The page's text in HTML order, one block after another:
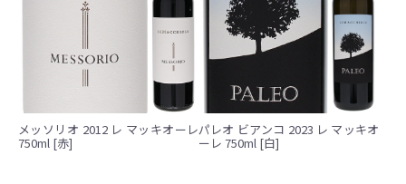
メッソリオ 2012 レ マッキオーレ
750ml [赤]
パレオ ビアンコ 2023 レ マッキオ
ーレ 750ml [白]